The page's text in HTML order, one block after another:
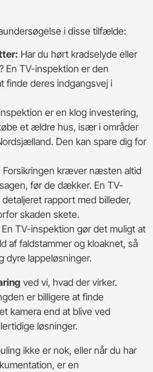
i disse tilfælde:
Har du hørt kradselyde eller
En TV-inspektion er den
finde deres indgangsvej i
er en klog investering,
et ældre hus, især i områder
Den kan spare dig for
Forsikringen kræver næsten altid
før de dækker. En TV-
rapport med billeder,
skaden skete.
En TV-inspektion gør det muligt at
af faldstammer og kloaknet, så
dyre lappeløsninger.
ved vi, hvad der virker.
er billigere at finde
kamera end at blive ved
løsninger.
ikke er nok, eller når du har
er en